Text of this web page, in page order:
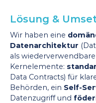
Lösung &
Wir haben eine
Datenarchitektur
als
Kernelemente:
Data Contracts) für
Behörden, ein Self-
Datenzugriff und